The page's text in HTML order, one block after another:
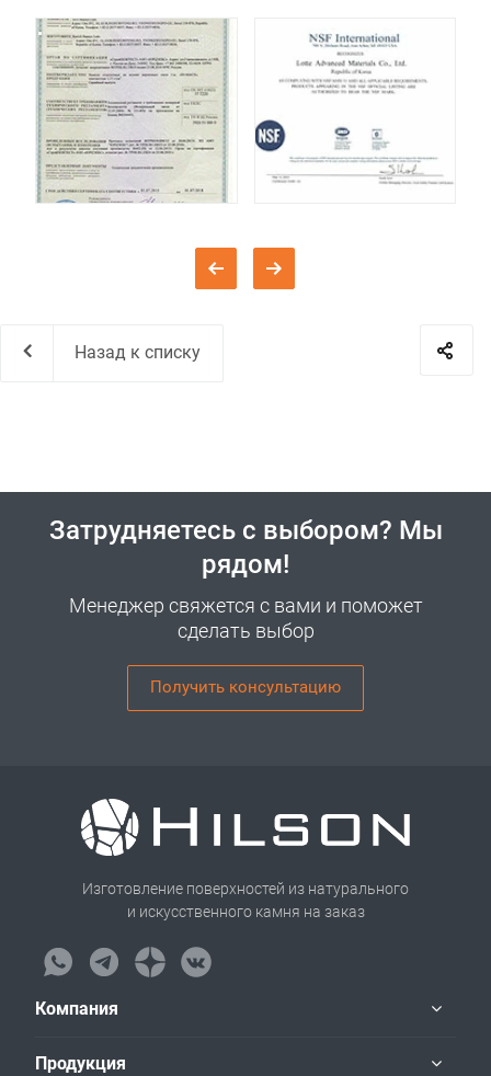
Назад к списку
Затрудняетесь с выбором? Мы
рядом!
Менеджер свяжется с вами и поможет
сделать выбор
Получить консультацию
Изготовление поверхностей из натурального
и искусственного камня на заказ
Компания
Продукция